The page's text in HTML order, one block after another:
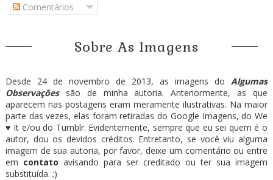
Comentários
Sobre As Imagens
Desde 24 de novembro de 2013, as imagens doAlgumas
Observaçõessão de minha autoria. Anteriormente, as que
aparecem nas postagens eram meramente ilustrativas. Na maior
parte das vezes, elas foram retiradas do Google Imagens, do We
♥ It e/ou do Tumblr. Evidentemente, sempre que eu sei quem é o
autor, dou os devidos créditos. Entretanto, se você viu alguma
imagem de sua autoria, por favor, deixe um comentário ou entre
em contato avisando para ser creditado ou ter sua imagem
substituída. ;)